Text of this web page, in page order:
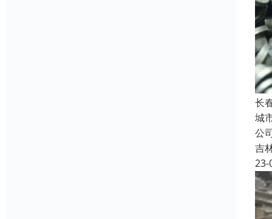
长
城
公
吉
23-